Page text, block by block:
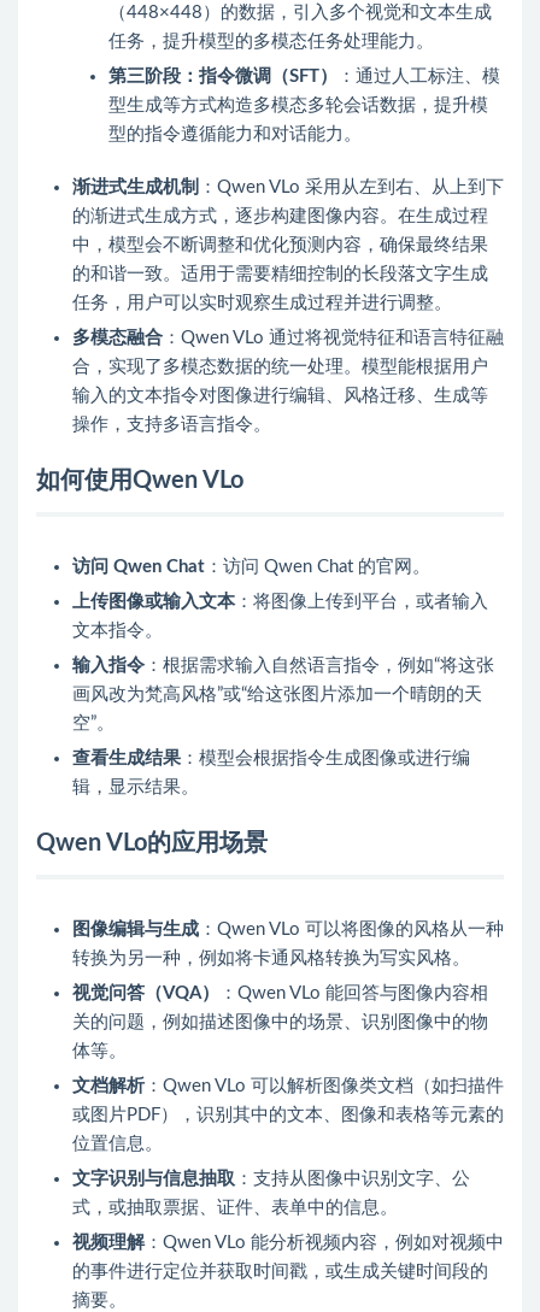
（448×448）的数据，引入多个视觉和文本生成
任务，提升模型的多模态任务处理能力。
第三阶段：指令微调（SFT）
：通过人工标注、模
型生成等方式构造多模态多轮会话数据，提升模
型的指令遵循能力和对话能力。
渐进式生成机制 ：Qwen VLo 采用从左到右、从上到下
的渐进式生成方式，逐步构建图像内容。在生成过程
中，模型会不断调整和优化预测内容，确保最终结果
的和谐一致。适用于需要精细控制的长段落文字生成
任务，用户可以实时观察生成过程并进行调整。
多模态融合 ：Qwen VLo 通过将视觉特征和语言特征融
合，实现了多模态数据的统一处理。模型能根据用户
输入的文本指令对图像进行编辑、风格迁移、生成等
操作，支持多语言指令。
如何使用Qwen VLo
访问 Qwen Chat ：访问 Qwen Chat 的官网。
上传图像或输入文本：将图像上传到平台，或者输入
文本指令。
输入指令 ：根据需求输入自然语言指令，例如“将这张
画风改为梵高风格”或“给这张图片添加一个晴朗的天
空”。
查看生成结果 ：模型会根据指令生成图像或进行编
辑，显示结果。
Qwen VLo的应用场景
图像编辑与生成 ：Qwen VLo 可以将图像的风格从一种
转换为另一种，例如将卡通风格转换为写实风格。
视觉问答（VQA）
：Qwen VLo 能回答与图像内容相
关的问题，例如描述图像中的场景、识别图像中的物
体等。
文档解析 ：Qwen VLo 可以解析图像类文档（如扫描件
或图片PDF），识别其中的文本、图像和表格等元素的
位置信息。
文字识别与信息抽取 ：支持从图像中识别文字、公
式，或抽取票据、证件、表单中的信息。
视频理解：Qwen VLo 能分析视频内容，例如对视频中
的事件进行定位并获取时间戳，或生成关键时间段的
摘要。